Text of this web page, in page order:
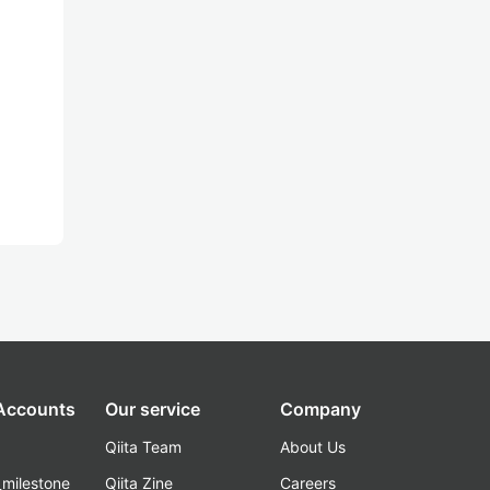
Our service
Qiita Team
Qiita Zine
Company
About Us
Careers